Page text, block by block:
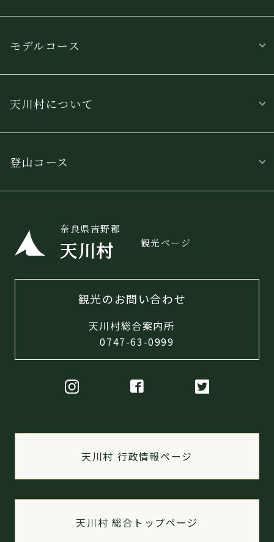
モデルコース
天川村について
登山コース
奈良県吉野郡
天川村 観光ページ
観光のお問い合わせ
天川村総合案内所
0747-63-0999
天川村 行政情報ページ
天川村 総合トップページ